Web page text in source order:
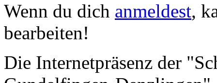
Wenn du dich anmeldest,
bearbeiten!
Die Internetpräsenz der